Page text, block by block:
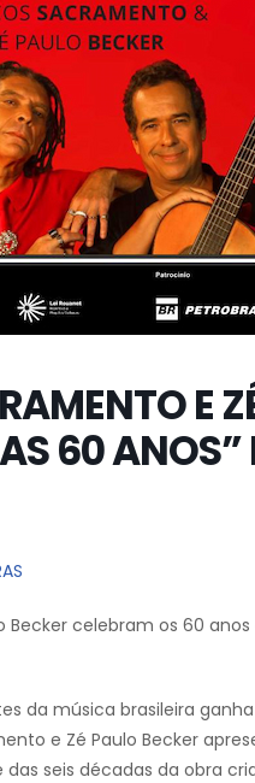
E
60 ANOS”
Becker celebram os 60
da música brasileira
e Zé Paulo Becker
seis décadas da obra